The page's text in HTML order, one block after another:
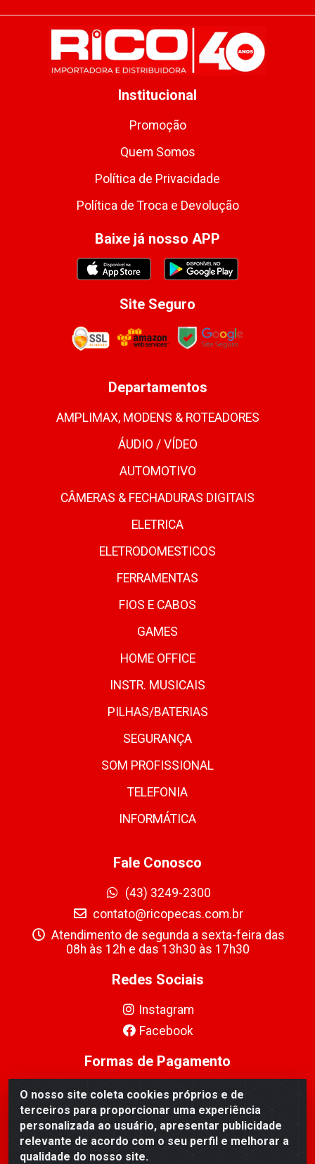
O nosso site coleta cookies próprios e de
terceiros para proporcionar uma experiência
personalizada ao usuário, apresentar publicidade
relevante de acordo com o seu perfil e melhorar a
qualidade do nosso site.
Institucional
Promoção
Quem Somos
Política de Privacidade
Política de Troca e Devolução
Baixe já nosso APP
Site Seguro
Departamentos
AMPLIMAX, MODENS & ROTEADORES
ÁUDIO / VÍDEO
AUTOMOTIVO
CÂMERAS & FECHADURAS DIGITAIS
ELETRICA
ELETRODOMESTICOS
FERRAMENTAS
FIOS E CABOS
GAMES
HOME OFFICE
INSTR. MUSICAIS
PILHAS/BATERIAS
SEGURANÇA
SOM PROFISSIONAL
TELEFONIA
INFORMÁTICA
Fale Conosco
(43) 3249-2300
contato@ricopecas.com.br
Atendimento de segunda a sexta-feira das
08h às 12h e das 13h30 às 17h30
Redes Sociais
Instagram
Facebook
Formas de Pagamento
Ricopeças Comércio de componentes Eletrônicos Ltda -
Rua Alicio Francisco Mafra, 968 - Jardim Taroba,